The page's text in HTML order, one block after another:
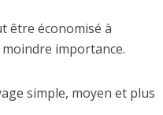
être économisé à
importance.
simple, moyen et plus